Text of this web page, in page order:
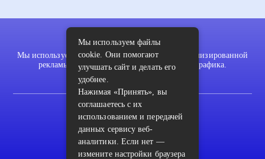
Мы используем файлы cookie для показа персонализированной
рекламы и/или контента и анализа нашего трафика.
Карта сайта
Мы используем файлы
cookie. Они помогают
улучшать сайт и делать его
удобнее.
Нажимая «Принять», вы
соглашаетесь с их
использованием и передачей
данных сервису веб-
аналитики. Если нет —
измените настройки браузера